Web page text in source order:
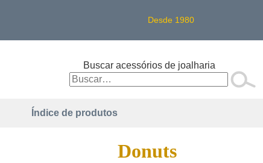
Desde 1980
Buscar acessórios de joalharia
Índice de produtos
Donuts